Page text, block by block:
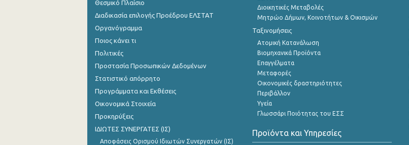
Θεσμικό Πλαίσιο
Διαδικασία επιλογής Προέδρου ΕΛΣΤΑΤ
Οργανόγραμμα
Ποιος κάνει τι
Πολιτικές
Προστασία Προσωπικών Δεδομένων
Στατιστικό απόρρητο
Προγράμματα και Εκθέσεις
Οικονομικά Στοιχεία
Προκηρύξεις
ΙΔΙΩΤΕΣ ΣΥΝΕΡΓΑΤΕΣ (ΙΣ)
Αποφάσεις Ορισμού Ιδιωτών Συνεργατών (ΙΣ)
Διοικητικές Μεταβολές
Μητρώο Δήμων, Κοινοτήτων & Οικισμών
Ταξινομήσεις
Ατομική Κατανάλωση
Βιομηχανικά Προϊόντα
Επαγγέλματα
Μεταφορές
Οικονομικές δραστηριότητες
Περιβάλλον
Υγεία
Γλωσσάρι Ποιότητας του ΕΣΣ
Προϊόντα και Υπηρεσίες